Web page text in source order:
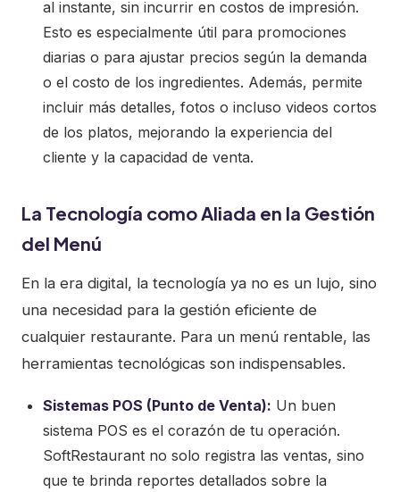
al instante, sin incurrir en costos de impresión.
Esto es especialmente útil para promociones
diarias o para ajustar precios según la demanda
o el costo de los ingredientes. Además, permite
incluir más detalles, fotos o incluso videos cortos
de los platos, mejorando la experiencia del
cliente y la capacidad de venta.
La Tecnología como Aliada en la Gestión
del Menú
En la era digital, la tecnología ya no es un lujo, sino
una necesidad para la gestión eficiente de
cualquier restaurante. Para un menú rentable, las
herramientas tecnológicas son indispensables.
Sistemas POS (Punto de Venta): Un buen
sistema POS es el corazón de tu operación.
SoftRestaurant no solo registra las ventas, sino
que te brinda reportes detallados sobre la